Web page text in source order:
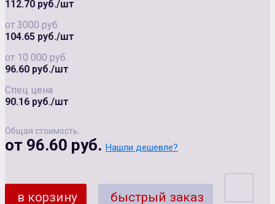
112.70 руб./шт
от 3000 руб.
104.65 руб./шт
от 10 000 руб.
96.60 руб./шт
Спец цена
90.16 руб./шт
Общая стоимость:
от 96.60 руб. Нашли дешевле?
в корзину быстрый заказ